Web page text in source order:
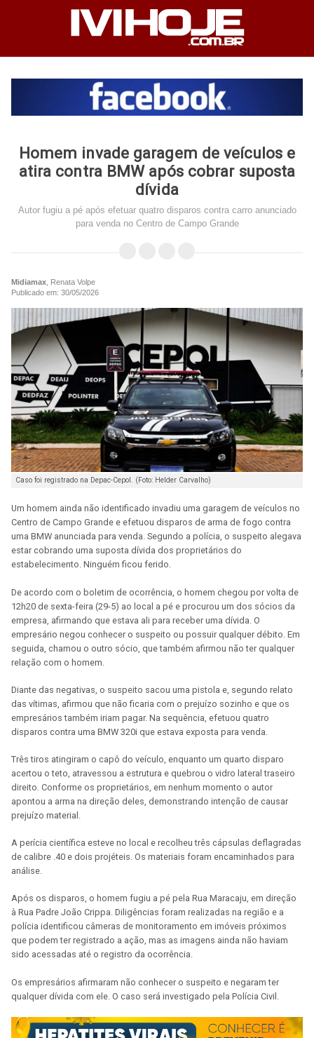
Homem invade garagem de veículos e
atira contra BMW após cobrar suposta
dívida
Autor fugiu a pé após efetuar quatro disparos contra carro anunciado
para venda no Centro de Campo Grande
Midiamax , Renata Volpe
Publicado em: 30/05/2026
Caso foi registrado na Depac-Cepol. (Foto: Helder Carvalho)
Um homem ainda não identificado invadiu uma garagem de veículos no
Centro de Campo Grande e efetuou disparos de arma de fogo contra
uma BMW anunciada para venda. Segundo a polícia, o suspeito alegava
estar cobrando uma suposta dívida dos proprietários do
estabelecimento. Ninguém ficou ferido.
De acordo com o boletim de ocorrência, o homem chegou por volta de
12h20 de sexta-feira (29-5) ao local a pé e procurou um dos sócios da
empresa, afirmando que estava ali para receber uma dívida. O
empresário negou conhecer o suspeito ou possuir qualquer débito. Em
seguida, chamou o outro sócio, que também afirmou não ter qualquer
relação com o homem.
Diante das negativas, o suspeito sacou uma pistola e, segundo relato
das vítimas, afirmou que não ficaria com o prejuízo sozinho e que os
empresários também iriam pagar. Na sequência, efetuou quatro
disparos contra uma BMW 320i que estava exposta para venda.
Três tiros atingiram o capô do veículo, enquanto um quarto disparo
acertou o teto, atravessou a estrutura e quebrou o vidro lateral traseiro
direito. Conforme os proprietários, em nenhum momento o autor
apontou a arma na direção deles, demonstrando intenção de causar
prejuízo material.
A perícia científica esteve no local e recolheu três cápsulas deflagradas
de calibre .40 e dois projéteis. Os materiais foram encaminhados para
análise.
Após os disparos, o homem fugiu a pé pela Rua Maracaju, em direção
à Rua Padre João Crippa. Diligências foram realizadas na região e a
polícia identificou câmeras de monitoramento em imóveis próximos
que podem ter registrado a ação, mas as imagens ainda não haviam
sido acessadas até o registro da ocorrência.
Os empresários afirmaram não conhecer o suspeito e negaram ter
qualquer dívida com ele. O caso será investigado pela Polícia Civil.